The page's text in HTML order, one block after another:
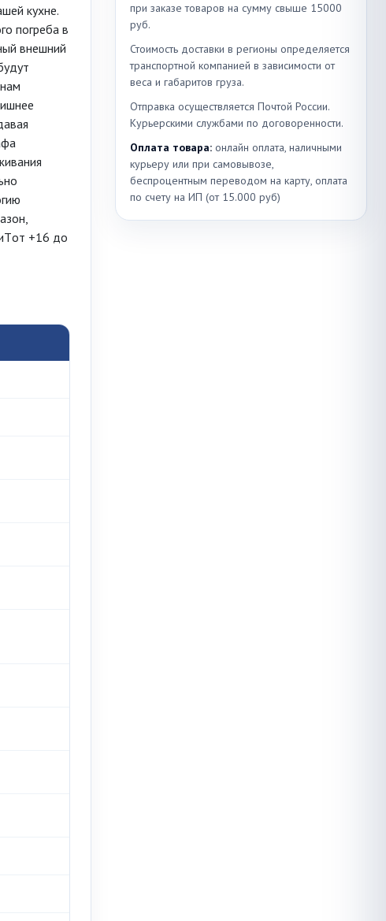
кухне.
погреба в
внешний
+16 до
при заказе товаров на сумму свыше 15000
руб.
Стоимость доставки в регионы определяется
транспортной компанией в зависимости от
веса и габаритов груза.
Отправка осуществляется Почтой России.
Курьерскими службами по договоренности.
Оплата товара: онлайн оплата, наличными
курьеру или при самовывозе,
беспроцентным переводом на карту, оплата
по счету на ИП (от 15.000 руб)